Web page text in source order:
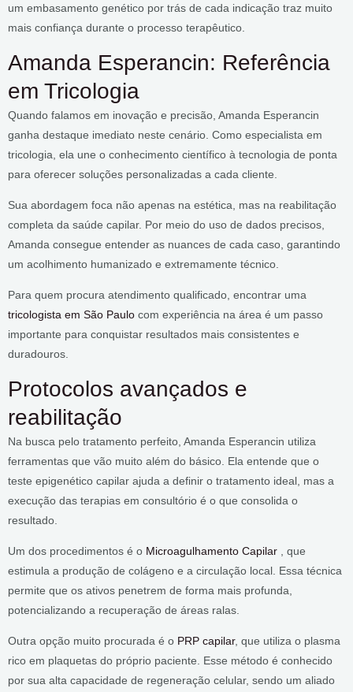
um embasamento genético por trás de cada indicação traz muito
mais confiança durante o processo terapêutico.
Amanda Esperancin: Referência
em Tricologia
Quando falamos em inovação e precisão, Amanda Esperancin
ganha destaque imediato neste cenário. Como especialista em
tricologia, ela une o conhecimento científico à tecnologia de ponta
para oferecer soluções personalizadas a cada cliente.
Sua abordagem foca não apenas na estética, mas na reabilitação
completa da saúde capilar. Por meio do uso de dados precisos,
Amanda consegue entender as nuances de cada caso, garantindo
um acolhimento humanizado e extremamente técnico.
Para quem procura atendimento qualificado, encontrar uma
tricologista em São Paulo com experiência na área é um passo
importante para conquistar resultados mais consistentes e
duradouros.
Protocolos avançados e
reabilitação
Na busca pelo tratamento perfeito, Amanda Esperancin utiliza
ferramentas que vão muito além do básico. Ela entende que o
teste epigenético capilar ajuda a definir o tratamento ideal, mas a
execução das terapias em consultório é o que consolida o
resultado.
Um dos procedimentos é o Microagulhamento Capilar , que
estimula a produção de colágeno e a circulação local. Essa técnica
permite que os ativos penetrem de forma mais profunda,
potencializando a recuperação de áreas ralas.
Outra opção muito procurada é o PRP capilar, que utiliza o plasma
rico em plaquetas do próprio paciente. Esse método é conhecido
por sua alta capacidade de regeneração celular, sendo um aliado